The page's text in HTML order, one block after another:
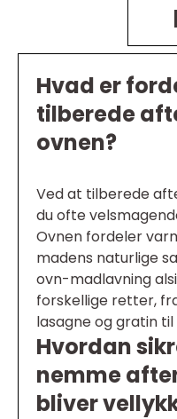
Hvad er
tilberede
ovnen?
Ved at tilberede
du ofte
Ovnen fordeler
madens naturlige
ovn-madlavning
forskellige retter,
lasagne og gratin
Hvordan
nemme
bliver